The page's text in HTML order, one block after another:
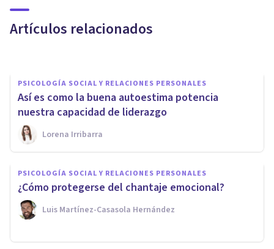
Artículos relacionados
características
PSICOLOGÍA SOCIAL Y RELACIONES PERSONALES
Así es como la buena autoestima potencia
nuestra capacidad de liderazgo
Lorena Irribarra
PSICOLOGÍA SOCIAL Y RELACIONES PERSONALES
¿Cómo protegerse del chantaje emocional?
Luis Martínez-Casasola Hernández
Estilos comunicativos y
asertividad